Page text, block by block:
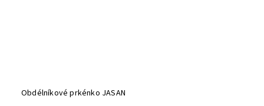
Obdélníkové prkénko JASAN